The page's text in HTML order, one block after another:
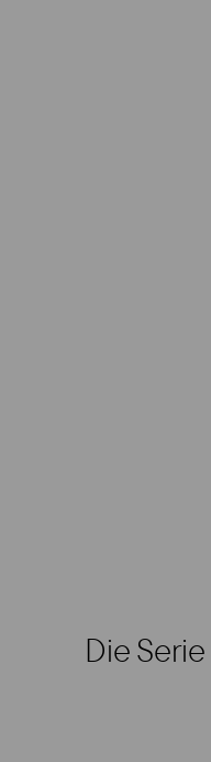
Die Serie